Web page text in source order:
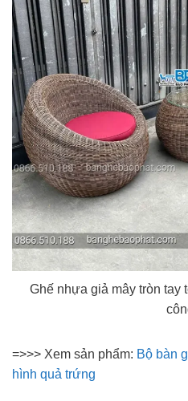
Ghế nhựa giả mây tròn tay
=>>> Xem sản phẩm: Bộ bàn
hình quả trứng